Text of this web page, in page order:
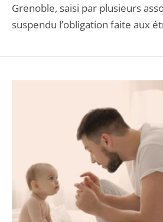
Grenoble, saisi par plusieurs
suspendu l’obligation faite aux